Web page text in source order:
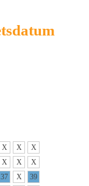
X X
X
X X
X
37 X
39